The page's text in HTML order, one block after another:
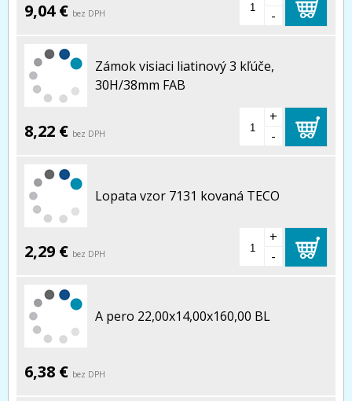
9,04 € bez DPH
-
Zámok visiaci liatinový 3 kľúče,
30H/38mm FAB
8,22 € bez DPH
+
-
Lopata vzor 7131 kovaná TECO
2,29 € bez DPH
+
-
A pero 22,00x14,00x160,00 BL
6,38 € bez DPH